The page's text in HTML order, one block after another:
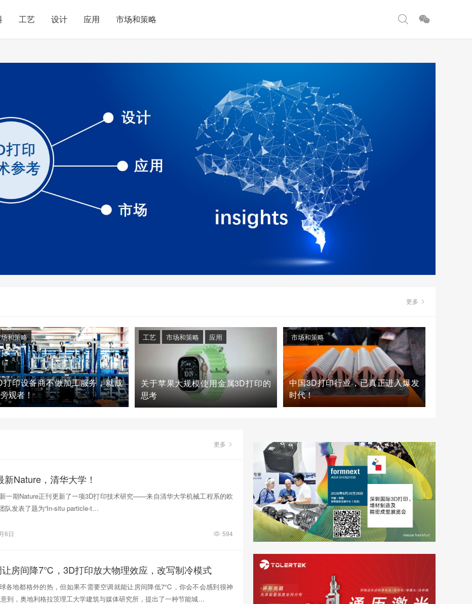
工艺 设计 应用 市场和策略
更多
打印设备商不做加工服务，就成
观者！
和策略
关于苹果大规模使用金属3D打印的
思考
工艺 市场和策略 应用
中国3D打印行业，已真正进入爆发
时代！
市场和策略
更多
新Nature，清华大学！
一期Nature正刊更新了一项3D打印技术研究——来自清华大学机械工程系的欧
队发表了题为“In‑situ particle‑t…
6日 594
房间降7℃，3D打印放大物理效应，改写制冷模式
各地都格外的热，但如果不需要空调就能让房间降低7℃，你会不会感到很神
到，奥地利格拉茨理工大学建筑与媒体研究所，提出了一种节能城…